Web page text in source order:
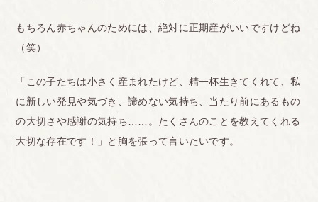
もちろん赤ちゃんのためには、絶対に正期産がいいですけどね
（笑）
「この子たちは小さく産まれたけど、精一杯生きてくれて、私
に新しい発見や気づき、諦めない気持ち、当たり前にあるもの
の大切さや感謝の気持ち……。たくさんのことを教えてくれる
大切な存在です！」と胸を張って言いたいです。